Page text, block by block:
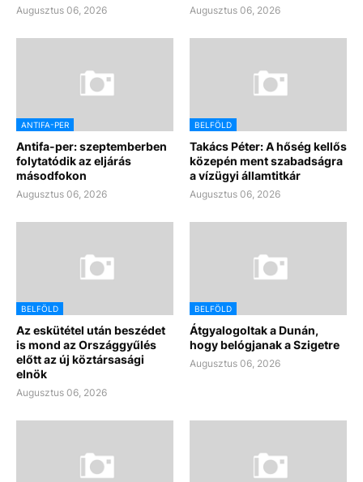
Augusztus 06, 2026 Augusztus 06, 2026
ANTIFA-PER
Antifa-per: szeptemberben
folytatódik az eljárás
másodfokon
Augusztus 06, 2026
BELFÖLD
Takács Péter: A hőség kellős
közepén ment szabadságra
a vízügyi államtitkár
Augusztus 06, 2026
BELFÖLD
Az eskütétel után beszédet
is mond az Országgyűlés
előtt az új köztársasági
elnök
Augusztus 06, 2026
BELFÖLD
Átgyalogoltak a Dunán,
hogy belógjanak a Szigetre
Augusztus 06, 2026